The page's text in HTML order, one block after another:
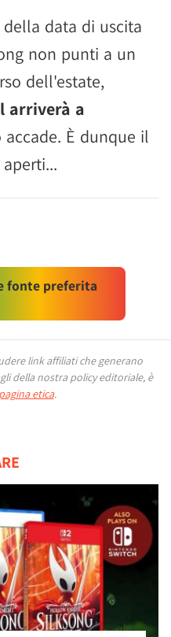
data di uscita
non punti a un
dell'estate,
arriverà a
accade. È dunque il
fonte preferita
link affiliati che generano
della nostra policy editoriale, è
pagina etica.